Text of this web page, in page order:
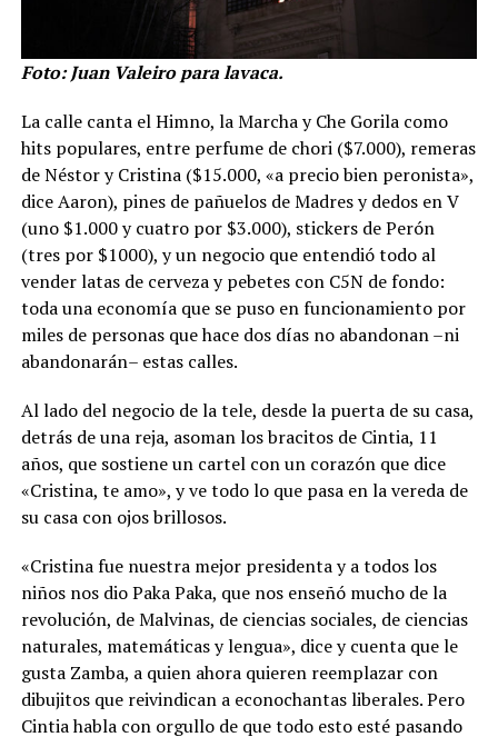
Foto: Juan Valeiro para lavaca.
La calle canta el Himno, la Marcha y Che Gorila como
hits populares, entre perfume de chori ($7.000), remeras
de Néstor y Cristina ($15.000, «a precio bien peronista»,
dice Aaron), pines de pañuelos de Madres y dedos en V
(uno $1.000 y cuatro por $3.000), stickers de Perón
(tres por $1000), y un negocio que entendió todo al
vender latas de cerveza y pebetes con C5N de fondo:
toda una economía que se puso en funcionamiento por
miles de personas que hace dos días no abandonan –ni
abandonarán– estas calles.
Al lado del negocio de la tele, desde la puerta de su casa,
detrás de una reja, asoman los bracitos de Cintia, 11
años, que sostiene un cartel con un corazón que dice
«Cristina, te amo», y ve todo lo que pasa en la vereda de
su casa con ojos brillosos.
«Cristina fue nuestra mejor presidenta y a todos los
niños nos dio Paka Paka, que nos enseñó mucho de la
revolución, de Malvinas, de ciencias sociales, de ciencias
naturales, matemáticas y lengua», dice y cuenta que le
gusta Zamba, a quien ahora quieren reemplazar con
dibujitos que reivindican a econochantas liberales. Pero
Cintia habla con orgullo de que todo esto esté pasando